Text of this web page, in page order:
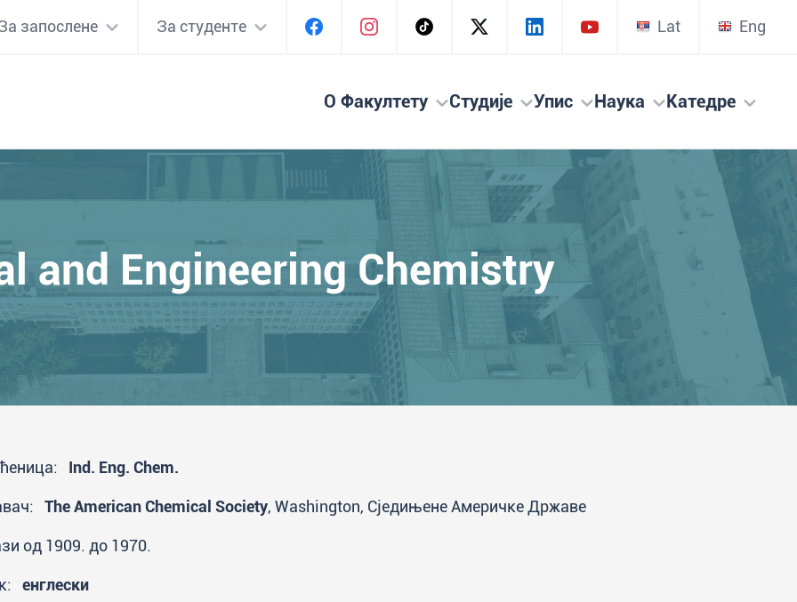
запослене За студенте Lat Eng
О Факултету Студије Упис Наука Катедре
and Engineering Chemistry
Ind. Eng. Chem.
The American Chemical Society, Washington, Сједињене Америчке Државе
од 1909. до 1970.
енглески